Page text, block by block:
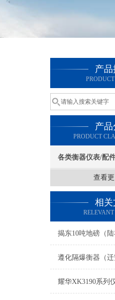
产品
产
PRODUCT
各类衡器仪表/配
查看
相关
RELEVANT